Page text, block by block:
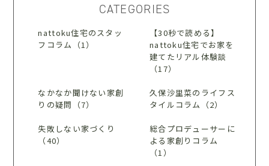
CATEGORIES
nattoku住宅のスタッ
フコラム（1）
【30秒で読める】
nattoku住宅でお家を
建てたリアル体験談
（17）
なかなか聞けない家創
りの疑問（7）
久保沙里菜のライフス
タイルコラム（2）
失敗しない家づくり
（40）
総合プロデューサーに
よる家創りコラム
（1）